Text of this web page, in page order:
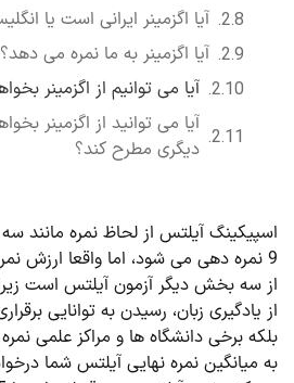
آیا اگزمینر ایرانی است یا
آیا اگزمینر به ما نمره می دهد؟
آیا می توانیم از اگزمینر
آیا می توانید از اگزمینر
دیگری مطرح کند؟
9 نمره دهی می شود، اما واقعا ارزش
از سه بخش دیگر آزمون آیلتس است
از یادگیری زبان، رسیدن به توانایی
بلکه برخی دانشگاه ها و مراکز علمی
به میانگین نمره نهایی آیلتس شما